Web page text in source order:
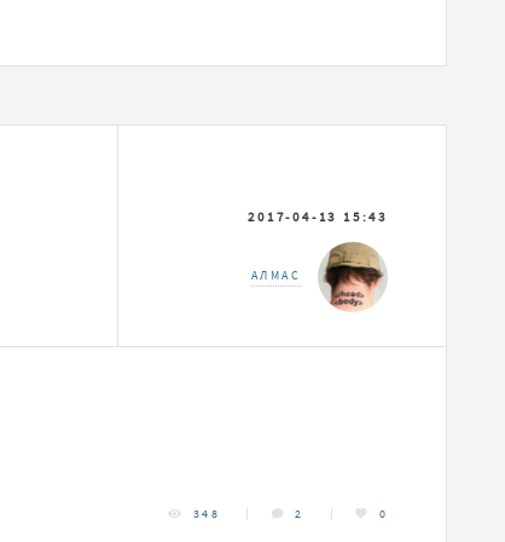
2017-04-13 15:43
АЛМАС
348 2 0